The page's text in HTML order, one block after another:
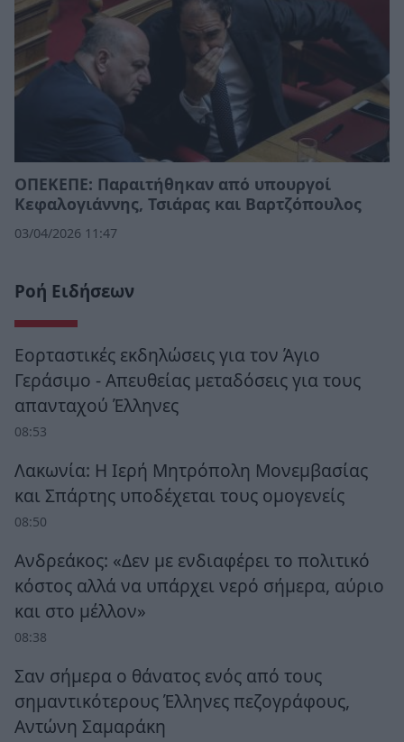
ΟΠΕΚΕΠΕ: Παραιτήθηκαν από υπουργοί
Κεφαλογιάννης, Τσιάρας και Βαρτζόπουλος
03/04/2026 11:47
Ροή Ειδήσεων
Εορταστικές εκδηλώσεις για τον Άγιο
Γεράσιμο - Απευθείας μεταδόσεις για τους
απανταχού Έλληνες
08:53
Λακωνία: Η Ιερή Μητρόπολη Μονεμβασίας
και Σπάρτης υποδέχεται τους ομογενείς
08:50
Ανδρεάκος: «Δεν με ενδιαφέρει το πολιτικό
κόστος αλλά να υπάρχει νερό σήμερα, αύριο
και στο μέλλον»
08:38
Σαν σήμερα ο θάνατος ενός από τους
σημαντικότερους Έλληνες πεζογράφους,
Αντώνη Σαμαράκη